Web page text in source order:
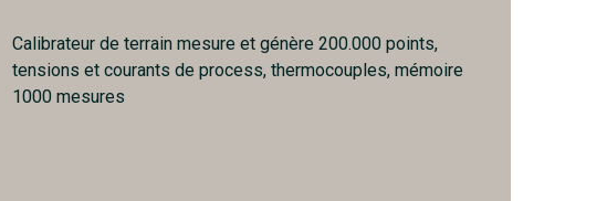
Calibrateur de terrain mesure et génère 200.000 points,
tensions et courants de process, thermocouples, mémoire
1000 mesures